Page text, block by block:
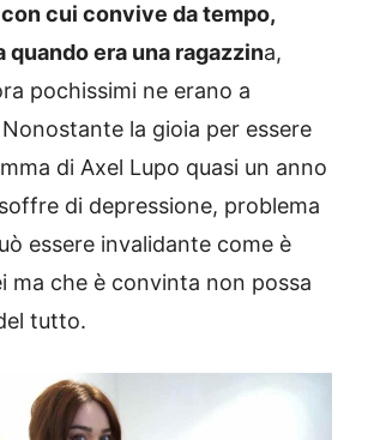
cui convive da tempo,
quando era una ragazzina,
pochissimi ne erano a
la gioia per essere
di Axel Lupo quasi un anno
di depressione, problema
essere invalidante come è
ma che è convinta non possa
tutto.